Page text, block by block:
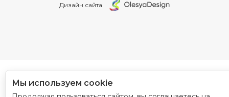
Дизайн сайта
Мы используем cookie